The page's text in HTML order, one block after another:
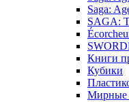
Saga:
SAGA:
Книги
Кубики
Мирные